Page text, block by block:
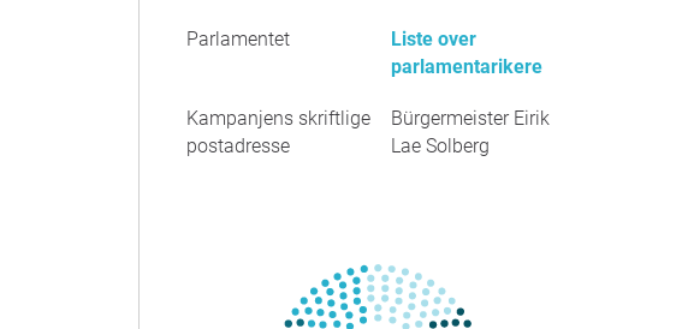
Parlamentet
Liste over
parlamentarikere
Kampanjens skriftlige
postadresse
Bürgermeister Eirik
Lae Solberg